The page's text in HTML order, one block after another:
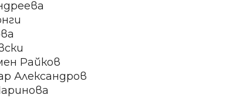
Райков
Александров